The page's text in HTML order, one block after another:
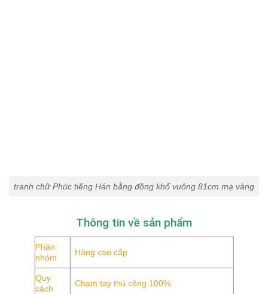
tranh chữ Phúc tiếng Hán bằng đồng khổ vuông 81cm mạ vàng
Thông tin về sản phẩm
Phân
nhóm
Hàng cao cấp
Quy
cách
Chạm tay thủ công 100%